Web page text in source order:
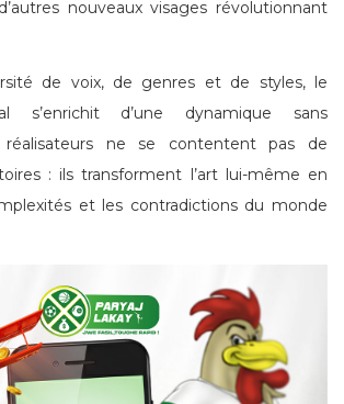
nouveaux visages révolutionnant
de voix, de genres et de styles, le
s’enrichit d’une dynamique sans
réalisateurs ne se contentent pas de
: ils transforment l’art lui-même en
et les contradictions du monde